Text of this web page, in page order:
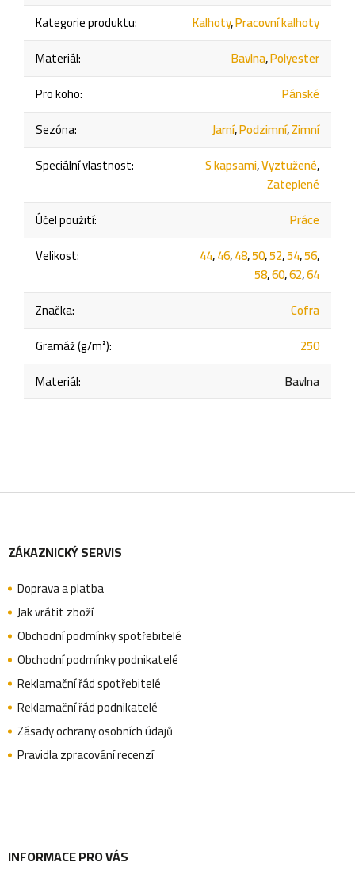
Kategorie produktu: Kalhoty,Pracovní kalhoty
Materiál: Bavlna,Polyester
Pro koho:
Pánské
Sezóna: Jarní,Podzimní,Zimní
Speciální vlastnost: S kapsami,Vyztužené,
Zateplené
Účel použití:
Práce
Velikost: 44,46,48,50,52,54,56,
58,60,62,64
Značka:
Cofra
Gramáž (g/m²):
250
Materiál: Bavlna
á
p
a
t
ZÁKAZNICKÝ SERVIS
Doprava a platba
Jak vrátit zboží
Obchodní podmínky spotřebitelé
Obchodní podmínky podnikatelé
Reklamační řád spotřebitelé
Reklamační řád podnikatelé
Zásady ochrany osobních údajů
Pravidla zpracování recenzí
INFORMACE PRO VÁS